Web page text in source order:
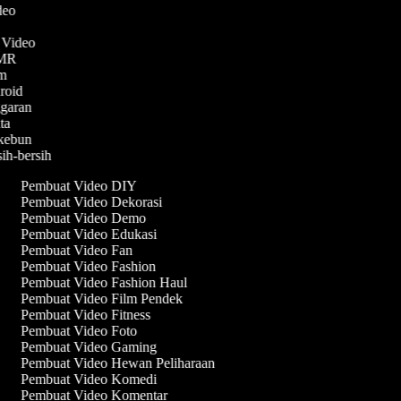
Video
bersih
Pembuat Video DIY
Pembuat Video Dekorasi
Pembuat Video Demo
Pembuat Video Edukasi
Pembuat Video Fan
Pembuat Video Fashion
Pembuat Video Fashion Haul
Pembuat Video Film Pendek
Pembuat Video Fitness
Pembuat Video Foto
Pembuat Video Gaming
Pembuat Video Hewan Peliharaan
Pembuat Video Komedi
Pembuat Video Komentar